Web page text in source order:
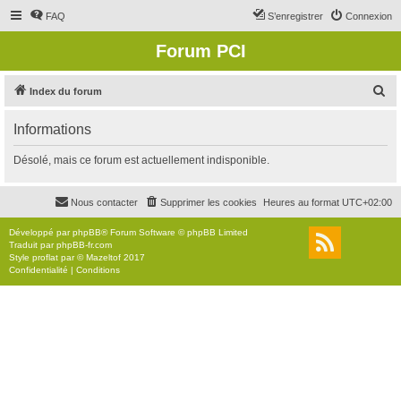
FAQ Connexion
S’enregistrer
Forum PCI
Index du forum
r
c
r
Informations
Désolé, mais ce forum est actuellement indisponible.
Heures au format UTC+02:00
Supprimer les cookies
Nous contacter
Développé parphpBB® Forum Software © phpBB Limited
Traduit parphpBB-fr.com
Style proflat par ©Mazeltof 2017
Confidentialité | Conditions